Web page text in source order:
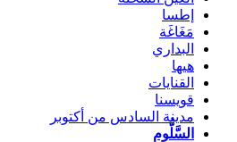
إطسا
مَغَاغَة
البداري
هيها
القنايات
قويسنا
مدينة السادس من أكتوبر
السَّلُّوم